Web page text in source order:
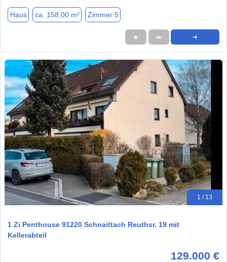
Haus ca. 158,00 m² Zimmer 5
★ ➦ ➜
1 / 13
1 Zi Penthouse 91220 Schnaittach Reuthsr. 19 mit
Kellerabteil
129.000 €